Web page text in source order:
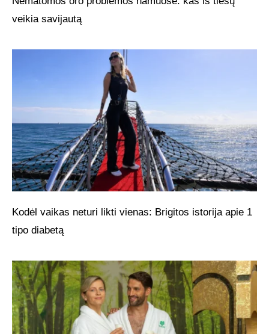
veikia savijautą
Kodėl vaikas neturi likti vienas: Brigitos istorija apie 1
tipo diabetą